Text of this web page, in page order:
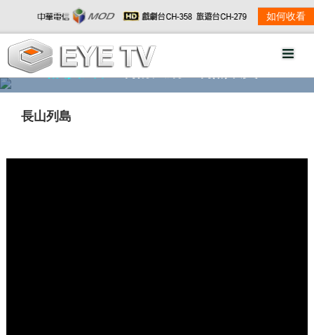
如何收看
精彩影音 劇情大綱
長山列島